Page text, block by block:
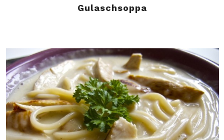
Gulaschsoppa